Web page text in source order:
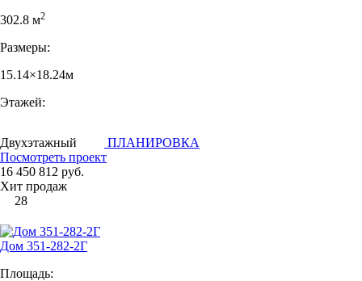
302.8 м2
Размеры:
15.14×18.24м
Этажей:
Двухэтажный
ПЛАНИРОВКА
Посмотреть проект
16 450 812 руб.
Хит продаж
28
Дом 351-282-2Г
Площадь: